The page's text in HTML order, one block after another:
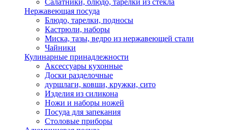
Салатники, блюдо, тарелки из стекла
Нержавеющая посуда
Блюдо, тарелки, подносы
Кастрюли, наборы
Миска, тазы, ведро из нержавеющей стали
Чайники
Кулинарные принадлежности
Аксессуары кухонные
Доски разделочные
дуршлаги, ковши, кружки, сито
Изделия из силикона
Ножи и наборы ножей
Посуда для запекания
Столовые приборы